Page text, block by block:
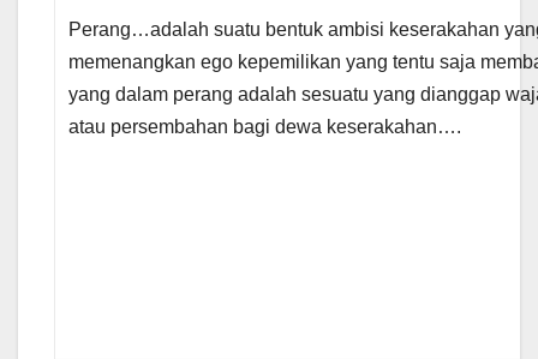
Perang…adalah suatu bentuk ambisi keserakahan
memenangkan ego kepemilikan yang tentu saja
yang dalam perang adalah sesuatu yang dianggap
atau persembahan bagi dewa keserakahan….